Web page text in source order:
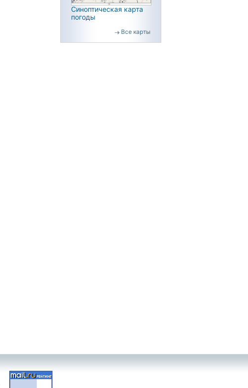
Синоптическая карта
погоды
Все карты